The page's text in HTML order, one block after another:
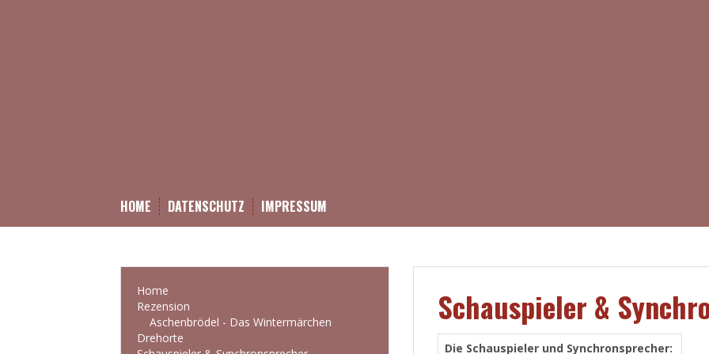
HOME DATENSCHUTZ IMPRESSUM
Schauspieler &
Die Schauspieler und Synchronsprecher:
Home
Rezension
Aschenbrödel - Das Wintermärchen
Drehorte